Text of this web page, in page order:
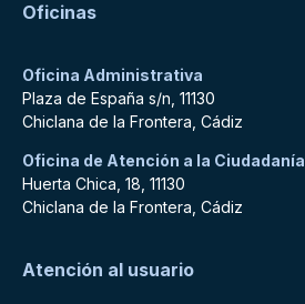
Oficinas
Oficina Administrativa
Plaza de España s/n, 11130
Chiclana de la Frontera, Cádiz
Oficina de Atención a la Ciudadanía
Huerta Chica, 18, 11130
Chiclana de la Frontera, Cádiz
Atención al usuario